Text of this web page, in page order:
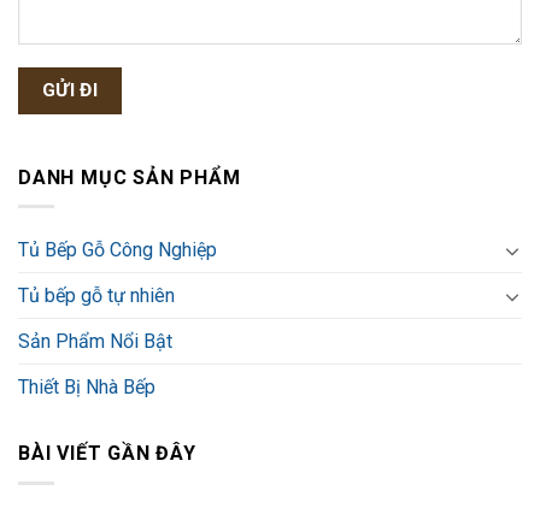
DANH MỤC SẢN PHẨM
Tủ Bếp Gỗ Công Nghiệp
Tủ bếp gỗ tự nhiên
Sản Phẩm Nổi Bật
Thiết Bị Nhà Bếp
BÀI VIẾT GẦN ĐÂY